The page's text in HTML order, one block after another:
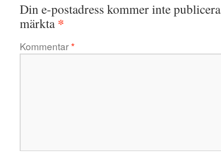
Din e-postadress kommer inte
märkta*
Kommentar*